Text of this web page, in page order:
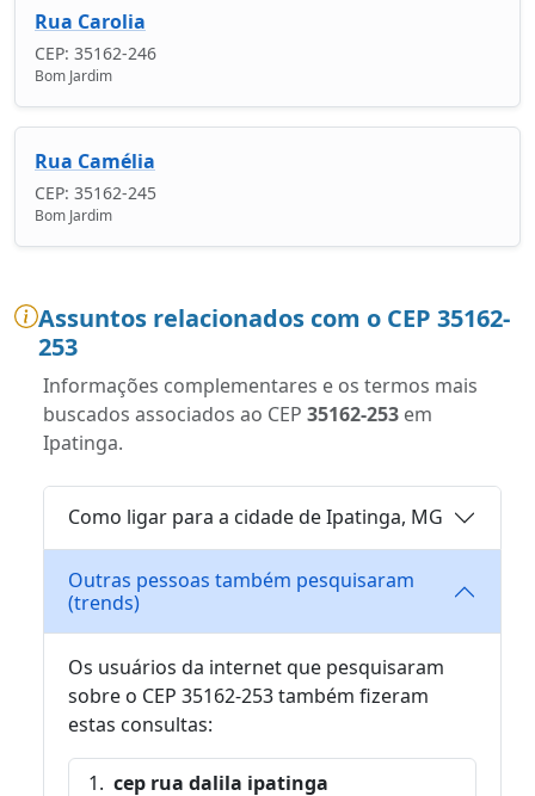
Rua Carolia
CEP: 35162-246
Bom Jardim
Rua Camélia
CEP: 35162-245
Bom Jardim
Assuntos relacionados com o CEP 35162-
253
Informações complementares e os termos mais
buscados associados ao CEP 35162-253 em
Ipatinga.
Como ligar para a cidade de Ipatinga, MG
Outras pessoas também pesquisaram
(trends)
Os usuários da internet que pesquisaram
sobre o CEP 35162-253 também fizeram
estas consultas:
cep rua dalila ipatinga